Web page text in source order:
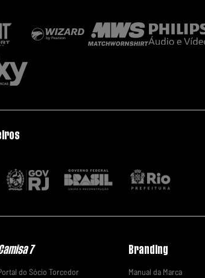
7
do Sócio Torcedor
Branding
Manual da Marca